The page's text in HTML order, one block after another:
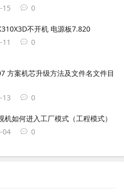
15
0
不开机 电源板7.820
0
方案机芯升级方法及文件名文件目
13
0
机如何进入工厂模式（工程模式）
04
0